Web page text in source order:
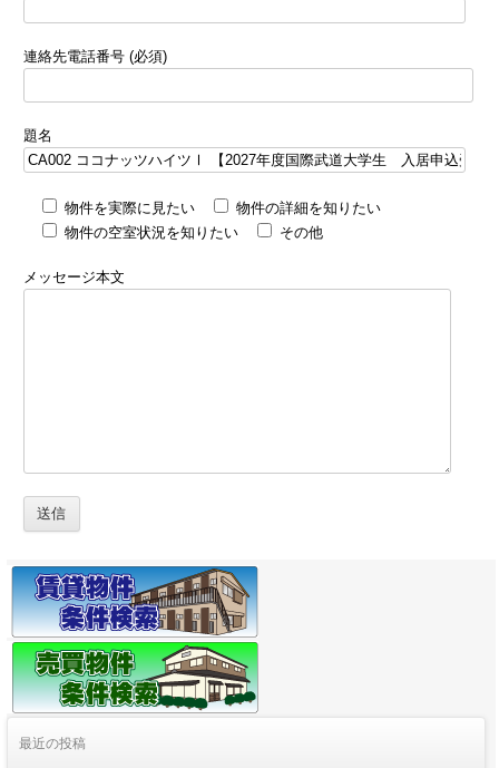
連絡先電話番号 (必須)
題名
物件を実際に見たい
物件の詳細を知りたい
物件の空室状況を知りたい
その他
メッセージ本文
最近の投稿